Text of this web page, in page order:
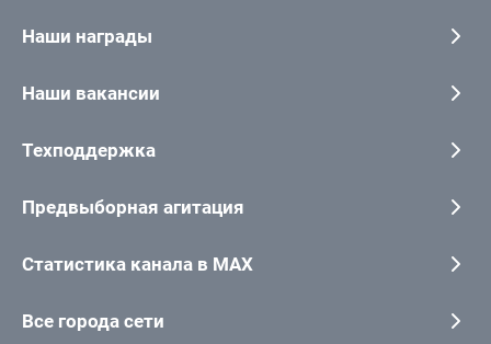
Наши награды
Наши вакансии
Техподдержка
Предвыборная агитация
Статистика канала в MAX
Все города сети